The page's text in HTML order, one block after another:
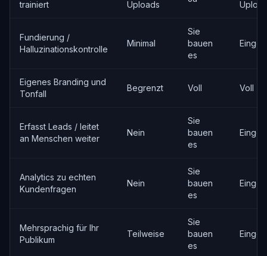
trainiert Uploads
Fundierung /
Halluzinationskontrolle
Minimal
Sie
bauen
es
Eigenes Branding und
Tonfall
Begrenzt Voll Voll
Erfasst Leads / leitet
an Menschen weiter
Nein
Sie
bauen
es
Analytics zu echten
Kundenfragen
Nein
Sie
bauen
es
Mehrsprachig für Ihr
Publikum
Teilweise
Sie
bauen
es